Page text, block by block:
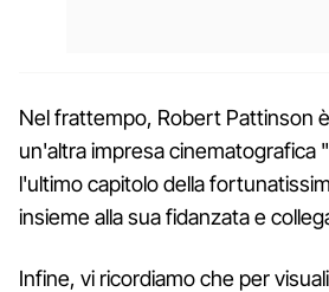
Nel frattempo, Robert Pattinson
un'altra impresa cinematografica
l'ultimo capitolo della
insieme alla sua fidanzata e
Infine, vi ricordiamo che per